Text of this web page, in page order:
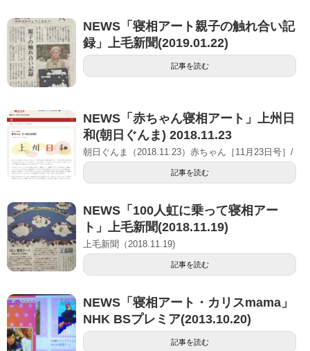
NEWS「寝相アート親子の触れ合い記
録」上毛新聞(2019.01.22)
記事を読む
NEWS「赤ちゃん寝相アート」上州日
和(朝日ぐんま) 2018.11.23
朝日ぐんま（2018.11.23）赤ちゃん［11月23日号］/
記事を読む
NEWS「100人虹に乗って寝相アー
ト」上毛新聞(2018.11.19)
上毛新聞（2018.11.19)
記事を読む
NEWS「寝相アート・カリスmama」
NHK BSプレミア(2013.10.20)
記事を読む